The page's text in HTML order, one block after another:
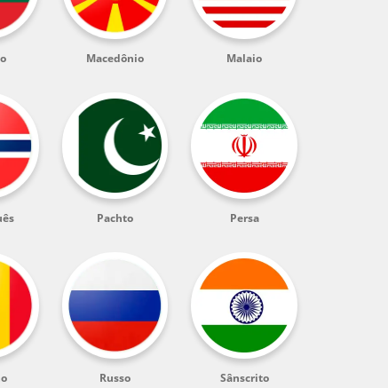
Macedônio Malaio
Pachto Persa
Russo Sânscrito